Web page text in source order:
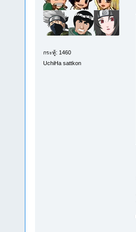
กระทู้: 1460
UchiHa sattkon